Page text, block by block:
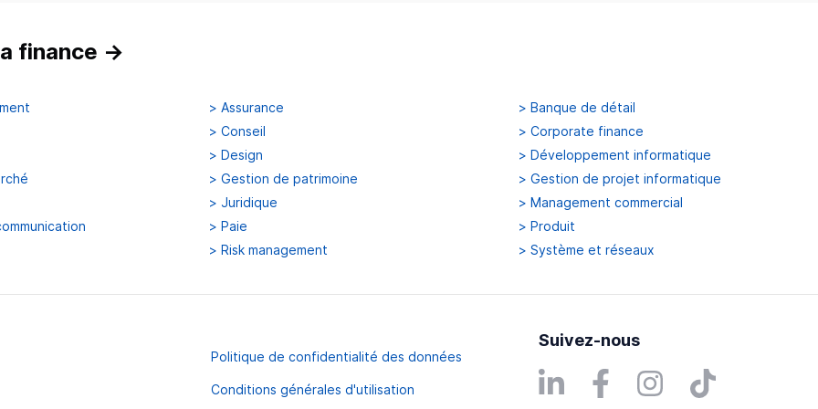
finance →
> Assurance > Banque de détail
> Conseil > Corporate finance
> Design > Développement informatique
> Gestion de patrimoine > Gestion de projet informatique
> Juridique > Management commercial
> Paie > Produit
> Risk management > Système et réseaux
Politique de confidentialité des données
Conditions générales d'utilisation
Suivez-nous